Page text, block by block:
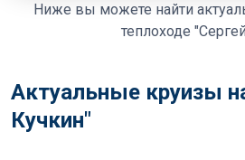
Ниже вы можете найти
теплоходе
Актуальные круизы
Кучкин"